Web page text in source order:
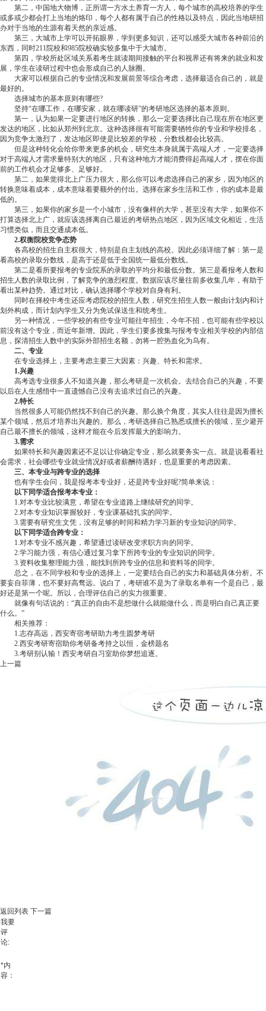
第二，中国地大物博，正所谓一方水土养育一方人，每个城市的高校培养的学生
或多或少都会打上当地的烙印，每个人都有属于自己的性格以及特点，因此当地研招
办对于当地的生源有着天然的亲近感。
第三，大城市上学可以开拓眼界，学到更多知识，还可以感受大城市各种前沿的
东西，同时211院校和985院校确实较多集中于大城市。
第四，学校所处区域关系着考生就读期间接触的平台和视界还有将来的就业和发
展，学生在读研过程中也会形成自己的人脉圈。
大家可以根据自己的专业情况和发展前景等综合考虑，选择最适合自己的，就是
最好的。
选择城市的基本原则有哪些?
坚持“在哪工作，在哪安家，就在哪读研”的考研地区选择的基本原则。
第一，认为如果一定要进行地区的转换，那么一定要选择比自己现在所在地区更
发达的地区，比如从郑州到北京。这种选择很有可能需要牺牲你的专业和学校排名，
因为竞争太激烈了，发达地区即使是比较差的学校，分数线都会比较高。
但是这种转化会给你带来更多的机会，研究生本身就属于高端人才，一定要选择
对于高端人才需求量特别大的地区，只有这种地方才能消费得起高端人才，摆在你面
前的工作机会才足够多、足够好。
第二，如果觉得北上广压力很大，那么你可以考虑选择自己的家乡，因为地区的
转换意味着成本，成本意味着要额外的付出。选择在家乡生活和工作，你的成本是最
低的。
第三，如果你的家乡是一个小城市，没有像样的大学，甚至没有大学，如果你不
打算选择北上广，就应该选择离自己最近的考研热点地区，因为区域文化相近，生活
习惯类似，而且交通成本低。
2.权衡院校竞争态势
各高校的招生自主权很大，特别是自主划线的高校。因此必须详细了解：第一是
看高校的录取分数线，是高于还是低于全国统一最低分数线。
第二是看所要报考的专业院系的录取的平均分和最低分数。第三是看报考人数和
招生人数的录取比例，了解竞争的激烈程度。数据应该尽量往前多收集几年，有助于
看出某种趋势。通过对比，确认选择哪个学校对自身有利。
同时在择校中考生还应考虑院校的招生人数，研究生招生人数一般由计划内和计
划外构成，而计划内学生又分为免试保送生和统考生。
另一种情况，一些学校的有些专业可能往年招生，今年不招，也可能有些学校以
前没有这个专业，而近年新增。因此，学生们要多搜集与报考专业相关学校的内部信
息，探清招生人数中的实际外部招生名额，勿将一腔热血化为乌有。
二、专业
在专业选择上，主要考虑主要三大因素：兴趣、特长和需求。
1.兴趣
高考选专业很多人不知道兴趣，那么考研是一次机会。去结合自己的兴趣，不要
以后在人生感悟中一直遗憾自己没有去追求过自己的兴趣。
2.特长
当然很多人可能仍然找不到自己的兴趣。那么换个角度，其实人往往是因为擅长
某个领域，然后才培养出兴趣的。那么，考研选择自己熟悉或擅长的领域，至少避开
自己最不擅长的领域，这样才能在今后发挥最大的影响力。
3.需求
如果特长和兴趣因素还不足以让你确定专业，那么就要务实一点。就是说看看社
会需求，社会哪些专业就业情况好或者薪酬待遇好，也是重要的考虑因素。
三、本专业与跨专业的选择
也有学生会问，我是报考本专业好，还是跨专业好呢?简单来说：
以下同学适合报考本专业：
1.对本专业比较满意，希望在专业道路上继续研究的同学。
2.对本专业知识掌握较好，专业课基础扎实的同学。
3.需要有研究生文凭，没有足够的时间和精力学习新的专业知识的同学。
以下同学适合跨专业：
1.对本专业不感兴趣，希望通过读研改变求职方向的同学。
2.学习能力强，有信心通过复习拿下所跨专业的专业知识的同学。
3.资料收集整理能力强，能找到所跨专业的信息和资料等的同学。
总之，在不同学校和专业的选择上，一定要结合自己的实力和基础具体分析。不
要妄自菲薄，也不要好高骛远。说白了，考研谁不是为了录取名单有一个是自己，最
好还是第一个呢。所以，合理评估自己的实力很重要。
就像有句话说的：“真正的自由不是想做什么就能做什么，而是明白自己真正要
什么。”
相关推荐：
1.志存高远，西安寄宿考研助力考生圆梦考研
2.西安考研寄宿助你考研备考持之以恒，金榜题名
3.考研别认输！西安考研自习室助你梦想追逐。
上一篇
返回列表 下一篇
我要
评
论:
*内
容：